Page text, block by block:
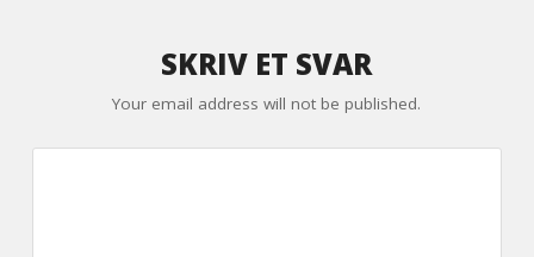
SKRIV ET SVAR
Your email address will not be published.